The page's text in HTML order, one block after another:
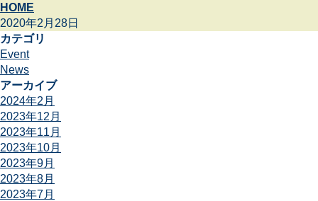
HOME
2020年2月28日
カテゴリ
Event
News
アーカイブ
2024年2月
2023年12月
2023年11月
2023年10月
2023年9月
2023年8月
2023年7月